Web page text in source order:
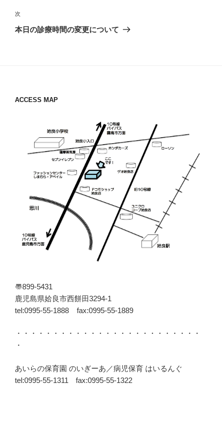
ビ
ゲ
投
稿
次
の
次
本日の診療時間の変更について
ACCESS MAP
〠899-5431
鹿児島県姶良市西餅田3294-1
tel:0995-55-1888 fax:0995-55-1889
・・・・・・・・・・・・・・・・・・・・・・・・・
・
あいらの保育園 のいぎーあ／病児保育 はいるんぐ
tel:0995-55-1311 fax:0995-55-1322